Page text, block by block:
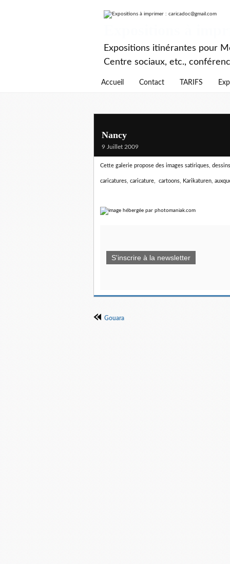
Expositions itinérantes pour
Centre sociaux, etc.,
Accueil Contact TARIFS
Nancy
9 Juillet 2009
Cette galerie propose des images satiriques,
caricatures, caricature, cartoons, Karikaturen,
S'inscrire à la newsletter
Gouara